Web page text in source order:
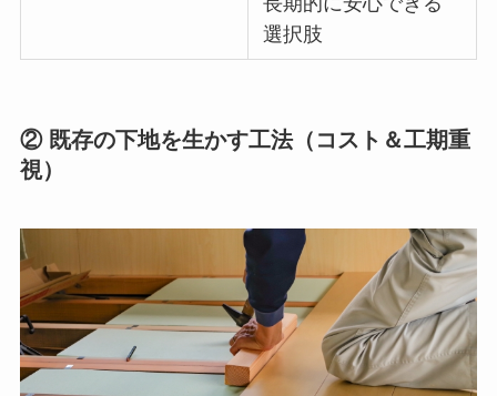
選択肢
② 既存の下地を生かす工法（コスト＆工期重
視）